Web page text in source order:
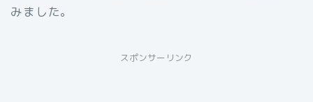
みました。
スポンサーリンク